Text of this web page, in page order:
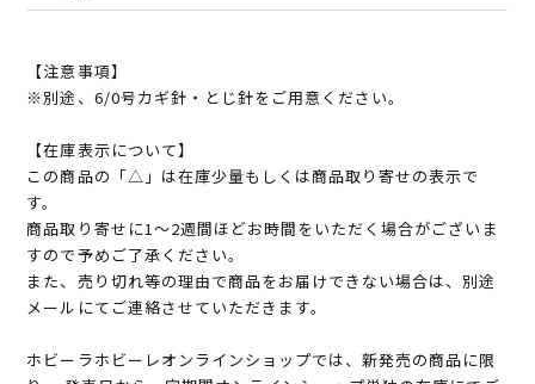
【注意事項】
※別途、6/0号カギ針・とじ針をご用意ください。
【在庫表示について】
この商品の「△」は在庫少量もしくは商品取り寄せの表示で
す。
商品取り寄せに1～2週間ほどお時間をいただく場合がございま
すので予めご了承ください。
また、売り切れ等の理由で商品をお届けできない場合は、別途
メールにてご連絡させていただきます。
ホビーラホビーレオンラインショップでは、新発売の商品に限